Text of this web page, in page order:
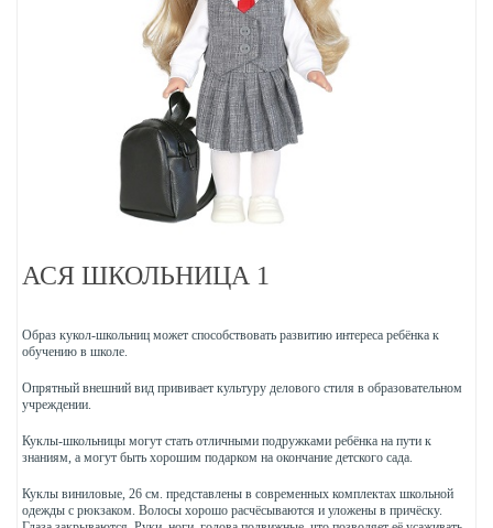
АСЯ ШКОЛЬНИЦА 1
Образ кукол-школьниц может способствовать развитию интереса ребёнка к
обучению в школе.
Опрятный внешний вид прививает культуру делового стиля в образовательном
учреждении.
Куклы-школьницы могут стать отличными подружками ребёнка на пути к
знаниям, а могут быть хорошим подарком на окончание детского сада.
Куклы виниловые, 26 см. представлены в современных комплектах школьной
одежды с рюкзаком. Волосы хорошо расчёсываются и уложены в причёску.